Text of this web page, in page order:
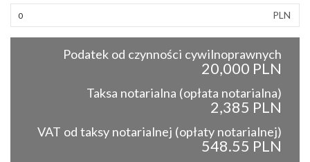
PLN
Podatek od czynności cywilnoprawnych
20,000 PLN
Taksa notarialna (opłata notarialna)
2,385 PLN
VAT od taksy notarialnej (opłaty notarialnej)
548.55 PLN